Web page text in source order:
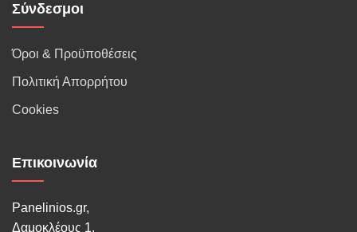
Σύνδεσμοι
Όροι & Προϋποθέσεις
Πολιτική Απορρήτου
Cookies
Επικοινωνία
Panelinios.gr,
Δαμοκλέους 1,